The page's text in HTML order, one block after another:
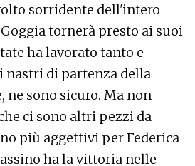
sorridente dell'intero
tornerà presto ai suoi
ha lavorato tanto e
nastri di partenza della
ne sono sicuro. Ma non
ci sono altri pezzi da
più aggettivi per Federica
ha la vittoria nelle